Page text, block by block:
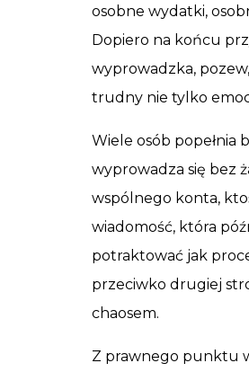
osobne wydatki,
Dopiero na końcu
wyprowadzka,
trudny nie tylko
Wiele osób popełnia
wyprowadza się bez
wspólnego konta,
wiadomość, która
potraktować jak
przeciwko drugiej
chaosem.
Z prawnego punktu